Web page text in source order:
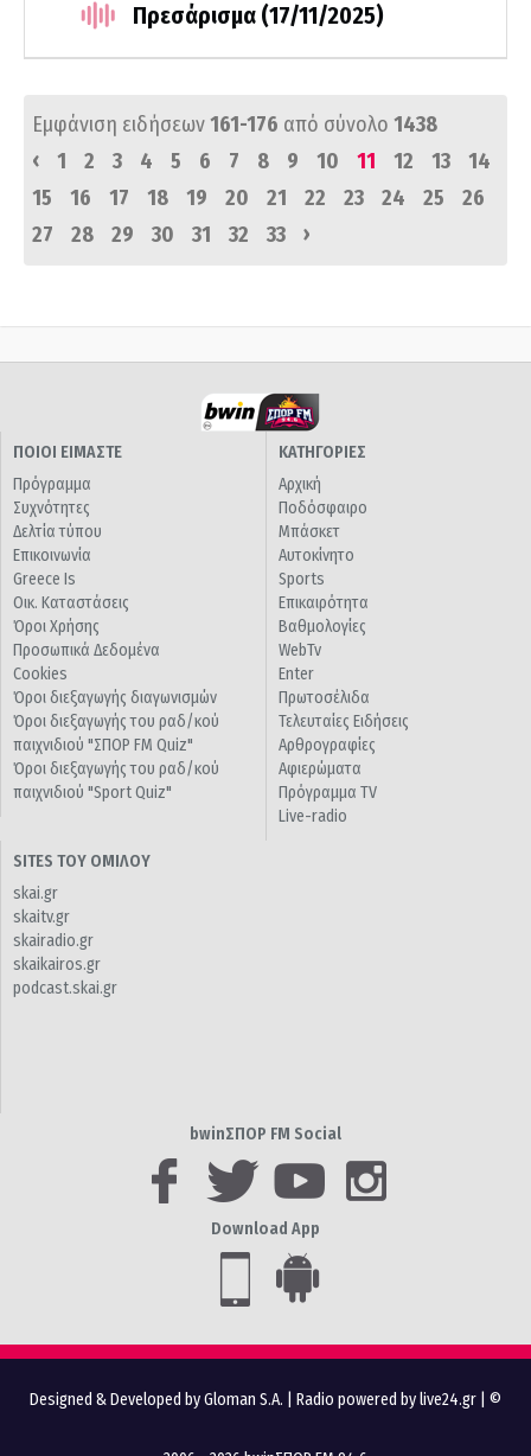
Πρεσάρισμα (17/11/2025)
Εμφάνιση ειδήσεων161-176 από σύνολο 1438
‹
1 2 3 4 5 6 7 8 9 10 11 12 13
14
15
16 17 18 19 20 21 22 23 24 25
26
27
28 29 30 31 32 33 ›
ΠΟΙΟΙ ΕΙΜΑΣΤΕ
Πρόγραμμα
Συχνότητες
Δελτία τύπου
Επικοινωνία
Greece Is
Οικ. Καταστάσεις
Όροι Χρήσης
Προσωπικά Δεδομένα
Cookies
Όροι διεξαγωγής διαγωνισμών
Όροι διεξαγωγής του ραδ/κού
παιχνιδιού "ΣΠΟΡ FM Quiz"
Όροι διεξαγωγής του ραδ/κού
παιχνιδιού "Sport Quiz"
ΚΑΤΗΓΟΡΙΕΣ
Αρχική
Ποδόσφαιρο
Μπάσκετ
Αυτοκίνητο
Sports
Επικαιρότητα
Βαθμολογίες
WebTv
Enter
Πρωτοσέλιδα
Τελευταίες Ειδήσεις
Αρθρογραφίες
Αφιερώματα
Πρόγραμμα TV
Live-radio
SITES ΤΟΥ ΟΜΙΛΟΥ
skai.gr
skaitv.gr
skairadio.gr
skaikairos.gr
podcast.skai.gr
bwinΣΠΟΡ FM Social
Download App
Designed & Developed by Gloman S.A. Radio powered by live24.gr | ©